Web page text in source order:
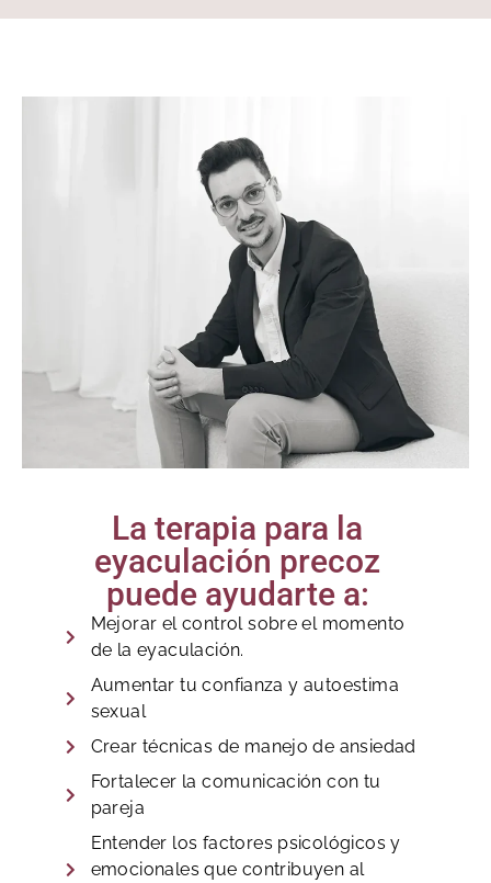
La terapia para la
eyaculación precoz
puede ayudarte a:
Mejorar el control sobre el momento
de la eyaculación.
Aumentar tu confianza y autoestima
sexual
Crear técnicas de manejo de ansiedad
Fortalecer la comunicación con tu
pareja
Entender los factores psicológicos y
emocionales que contribuyen al